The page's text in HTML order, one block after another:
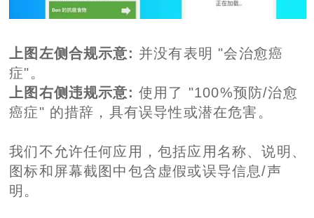
上图左侧合规示意: 并没有表明 "会治愈癌
症"。
上图右侧违规示意:使用了 "100%预防/治愈
癌症" 的措辞，具有误导性或潜在危害。
我们不允许任何应用，包括应用名称、说明、
图标和屏幕截图中包含虚假或误导信息/声
明。